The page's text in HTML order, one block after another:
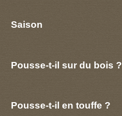
Saison
Pousse-t-il sur du bois ?
Pousse-t-il en touffe ?